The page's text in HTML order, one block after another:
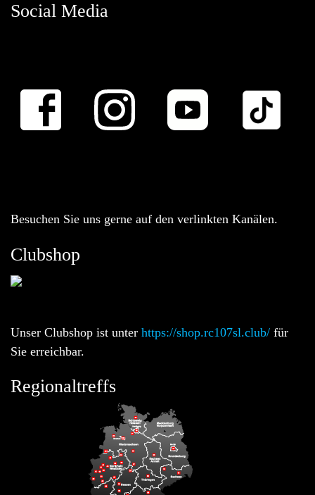
Social Media
Besuchen Sie uns gerne auf den verlinkten Kanälen.
Clubshop
Unser Clubshop ist unter https://shop.rc107sl.club/ für
Sie erreichbar.
Regionaltreffs